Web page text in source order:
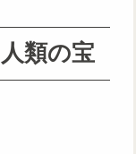
類の宝